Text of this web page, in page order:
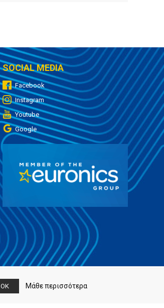
SOCIAL MEDIA
Facebook
Instagram
Youtube
Google
OK Μάθε περισσότερα